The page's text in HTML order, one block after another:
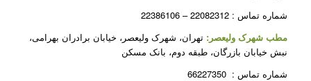
شماره تماس : 22082312 – 22386106
مطب شهرک ولیعصر: تهران، شهرک ولیعصر، خیابان برادران بهرامی،
نبش خیابان بازرگان، طبقه دوم، بانک مسکن
شماره تماس : 66227350